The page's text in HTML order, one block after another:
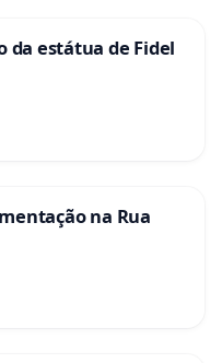
da estátua de Fidel
na Rua